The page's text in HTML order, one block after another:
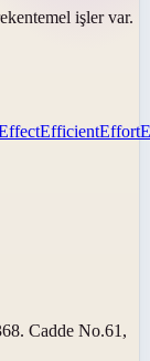
temel işler var.
EfficientEffort
Cadde No.61,